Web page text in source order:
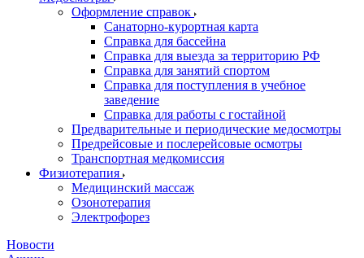
Оформление справок
Санаторно-курортная карта
Справка для бассейна
Справка для выезда за территорию РФ
Справка для занятий спортом
Справка для поступления в учебное
заведение
Справка для работы с гостайной
Предварительные и периодические медосмотры
Предрейсовые и послерейсовые осмотры
Транспортная медкомиссия
Физиотерапия
Медицинский массаж
Озонотерапия
Электрофорез
Новости